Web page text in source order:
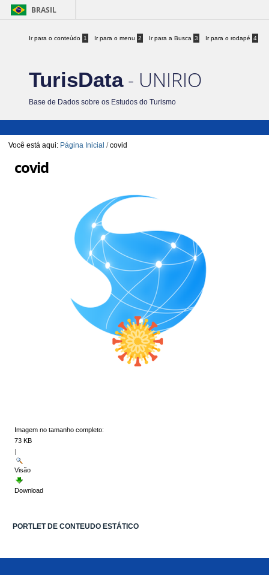
BRASIL
Ir para o conteúdo 1 Ir para o menu 2 Ir para a Busca 3 Ir para o rodapé 4
TurisData- UNIRIO
Base de Dados sobre os Estudos do Turismo
Você está aqui: Página Inicial /covid
covid
Imagem no tamanho completo:
73 KB
|
Visão
Download
PORTLET DE CONTEUDO ESTÁTICO